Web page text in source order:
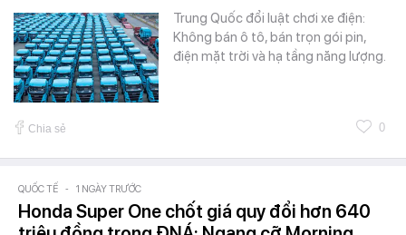
Trung Quốc đổi luật chơi xe điện:
Không bán ô tô, bán trọn gói pin,
điện mặt trời và hạ tầng năng lượng.
Chia sẻ 0
QUỐC TẾ - 1 NGÀY TRƯỚC
Honda Super One chốt giá quy đổi hơn 640